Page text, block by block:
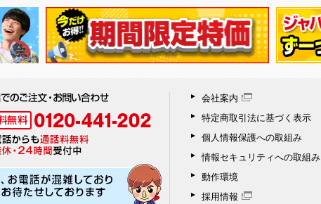
会社案内
特定商取引法に基づく表示
個人情報保護への取組み
情報セキュリティへの取組み
動作環境
採用情報